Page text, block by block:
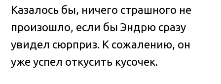
Казалось бы, ничего страшного не
произошло, если бы Эндрю сразу
увидел сюрприз. К сожалению, он
уже успел откусить кусочек.